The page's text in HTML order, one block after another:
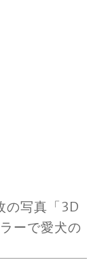
の写真「3D
ーで愛犬の